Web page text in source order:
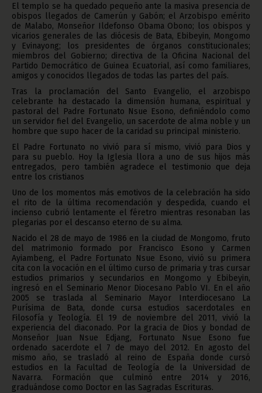
El templo se ha quedado pequeño ante la masiva presencia de
obispos llegados de Camerún y Gabón; el Arzobispo emérito
de Malabo, Monseñor Ildefonso Obama Obono; los obispos y
vicarios generales de las diócesis de Bata, Ebibeyin, Mongomo
y Evinayong; los presidentes de órganos constitucionales;
miembros del Gobierno; directiva de la Oficina Nacional del
Partido Democrático de Guinea Ecuatorial, así como familiares,
amigos y conocidos llegados de todas las partes del país.
Tras la proclamación del Santo Evangelio, el arzobispo
celebrante ha destacado la dimensión humana, espiritual y
pastoral del Padre Fortunato Nsue Esono, definiéndolo como
un servidor fiel del Evangelio, un sacerdote de alma noble y un
hombre que supo hacer de la caridad su principal ministerio.
El Padre Fortunato no vivió para sí mismo, vivió para Dios y
para su pueblo. Hoy la Iglesia llora a uno de sus hijos más
entregados, pero también agradece el testimonio que deja
entre los cristianos
Uno de los momentos más emotivos de la celebración ha sido
el rito de la última recomendación y despedida, cuando el
incienso cubrió lentamente el féretro mientras resonaban las
plegarias por el descanso eterno de su alma.
Nacido el 28 de mayo de 1986 en la ciudad de Mongomo, fruto
del matrimonio formado por Francisco Esono y Carmen
Ayiambeng, el Padre Fortunato Nsue Esono, vivió su primera
cita con la vocación en el último curso de primaria y tras cursar
estudios primarios y secundarios en Mongomo y Ebibeyin,
ingresó en el Seminario Menor Diocesano Pablo VI. En el año
2005 se traslada al Seminario Mayor Interdiocesano La
Purísima de Bata, donde cursa estudios sacerdotales en
Filosofía y Teología. El 19 de noviembre del 2011, vivió la
experiencia del diaconado. Por la gracia de Dios y bondad de
Monseñor Juan Nsue Edjang, Fortunato Nsue Esono fue
ordenado sacerdote el 7 de mayo del 2012. En agosto del
mismo año, se trasladó al reino de España donde cursó
estudios en la Facultad de Teología de la Universidad de
Navarra. Formación que culminó entre 2014 y 2016,
graduándose como Doctor en las Sagradas Escrituras.